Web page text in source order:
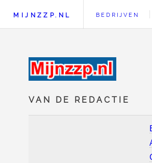
VAN DE REDACTIE
MIJNZZP.NL BEDRIJVEN